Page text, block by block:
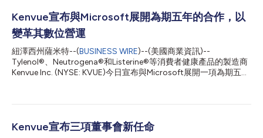
義、可衡量的影響。 在整個五月期間，數千名Kenvue員工匯聚在
六大洲的21個市場，支援由公司承諾所驅動的公益事業，創造了
5000多小時有意義的時刻，與社群建立了更密切的連結，並展示
了日常關懷付諸行動的力量。相較該計畫的啟動之年，站點參與人
數增加了四倍。今年，Kenvue員工將協助發放約22,000套衛生用
品包，這些用品包精心挑選了來自我們代表性品牌的超過11萬件產
品，包括Neutrogena®、Listerine®、OGX®、Johnson’s® B...
Kenvue宣布與Microsoft展開為期五年的合作，以
變革其數位營運
紐澤西州薩米特--(BUSINESS WIRE)--(美國商業資訊)--
Tylenol®、Neutrogena®和Listerine®等消費者健康產品的製造商
Kenvue Inc. (NYSE: KVUE)今日宣布與Microsoft展開一項為期五年
代理、數位分身和生成式AI。透過提升預測和AI輔助能力，Kenvue
費者帶來更好的體驗，提高生產力，並實現持續成長。 在未來五
Kenvue宣布三項董事會新任命